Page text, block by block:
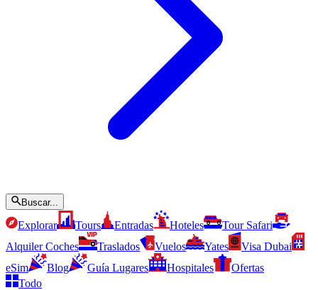
Buscar...
Explorar Tours Entradas Hoteles
Tour Safari
Alquiler Coches
Traslados Vuelos Yates
Visa Dubai
eSim
Blog Guía Lugares Hospitales
Ofertas
Todo